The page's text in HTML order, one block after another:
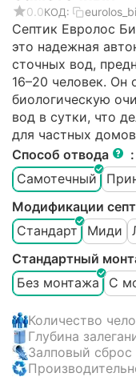
0.0КОД:
Септик Евролос
это надежная
сточных вод,
16–20 человек. Он
биологическую
вод в сутки, что
для частных
Способ отвода
:
Самотечный
Модификации
Стандарт
Миди
Стандартный
Без монтажа
С
Количество
Глубина
Залповый сброс